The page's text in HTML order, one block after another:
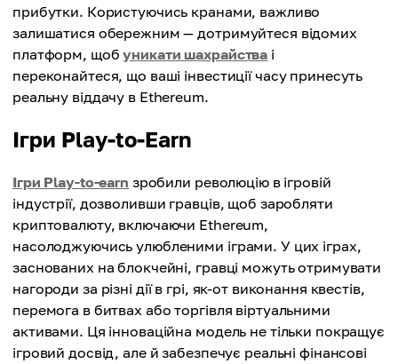
прибутки. Користуючись кранами, важливо
залишатися обережним — дотримуйтеся відомих
платформ, щобуникати шахрайства і
переконайтеся, що ваші інвестиції часу принесуть
реальну віддачу в Ethereum.
Ігри Play-to-Earn
Ігри Play-to-earn зробили революцію в ігровій
індустрії, дозволивши гравців, щоб заробляти
криптовалюту, включаючи Ethereum,
насолоджуючись улюбленими іграми. У цих іграх,
заснованих на блокчейні, гравці можуть отримувати
нагороди за різні дії в грі, як-от виконання квестів,
перемога в битвах або торгівля віртуальними
активами. Ця інноваційна модель не тільки покращує
ігровий досвід, але й забезпечує реальні фінансові